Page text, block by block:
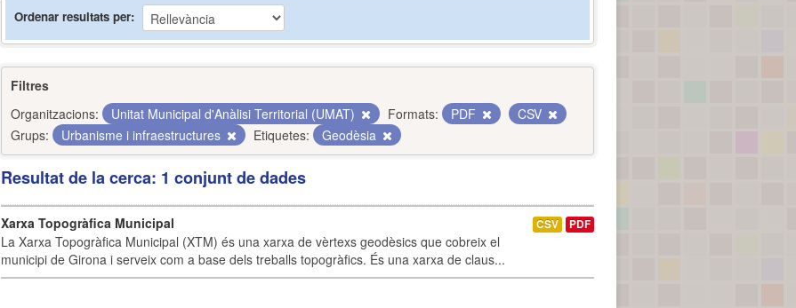
Ordenar resultats per
Filtres
Organitzacions:
Unitat Municipal d'Anàlisi Territorial (UMAT) Formats: PDF
CSV
Grups:
Urbanisme i infraestructures Etiquetes: Geodèsia
Resultat de la cerca: 1 conjunt de dades
Xarxa Topogràfica Municipal
La Xarxa Topogràfica Municipal (XTM) és una xarxa de vèrtexs geodèsics que cobreix el
municipi de Girona i serveix com a base dels treballs topogràfics. És una xarxa de claus...
CSV PDF